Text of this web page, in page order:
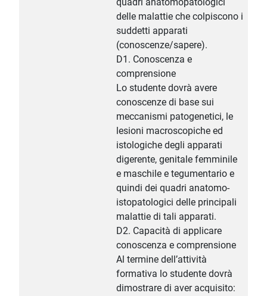
quadri anatomopatologici
delle malattie che colpiscono i
suddetti apparati
(conoscenze/sapere).
D1. Conoscenza e
comprensione
Lo studente dovrà avere
conoscenze di base sui
meccanismi patogenetici, le
lesioni macroscopiche ed
istologiche degli apparati
digerente, genitale femminile
e maschile e tegumentario e
quindi dei quadri anatomo-
istopatologici delle principali
malattie di tali apparati.
D2. Capacità di applicare
conoscenza e comprensione
Al termine dell’attività
formativa lo studente dovrà
dimostrare di aver acquisito: